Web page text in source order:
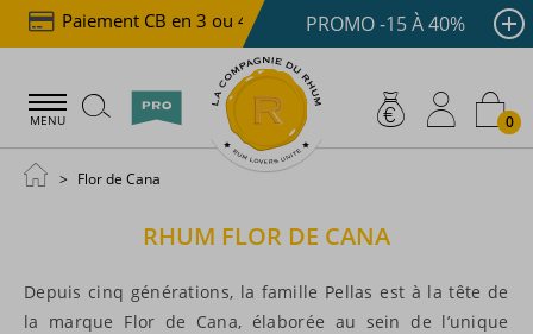
Paiement CB en 3 ou 4x dès 100 € Livraison
PROMO -15 À 40%
MENU 0
Flor de Cana
RHUM FLOR DE CANA
Depuis cinq générations, la famille Pellas est à la tête de
la marque Flor de Cana, élaborée au sein de l’unique